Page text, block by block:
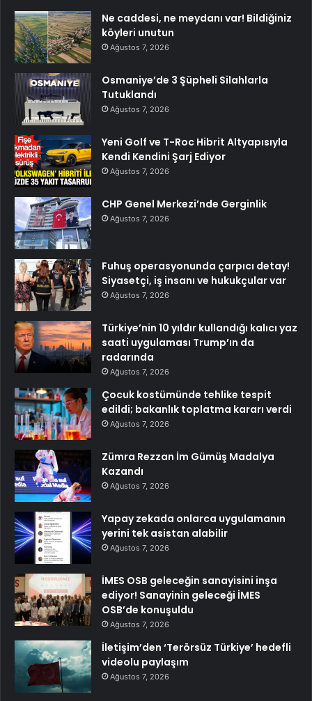
Ne caddesi, ne meydanı var! Bildiğiniz
köyleri unutun
Ağustos 7, 2026
Osmaniye’de 3 Şüpheli Silahlarla
Tutuklandı
Ağustos 7, 2026
Yeni Golf ve T-Roc Hibrit Altyapısıyla
Kendi Kendini Şarj Ediyor
Ağustos 7, 2026
CHP Genel Merkezi’nde Gerginlik
Ağustos 7, 2026
Fuhuş operasyonunda çarpıcı detay!
Siyasetçi, iş insanı ve hukukçular var
Ağustos 7, 2026
Türkiye’nin 10 yıldır kullandığı kalıcı yaz
saati uygulaması Trump’ın da
radarında
Ağustos 7, 2026
Çocuk kostümünde tehlike tespit
edildi; bakanlık toplatma kararı verdi
Ağustos 7, 2026
Zümra Rezzan İm Gümüş Madalya
Kazandı
Ağustos 7, 2026
Yapay zekada onlarca uygulamanın
yerini tek asistan alabilir
Ağustos 7, 2026
İMES OSB geleceğin sanayisini inşa
ediyor! Sanayinin geleceği İMES
OSB’de konuşuldu
Ağustos 7, 2026
İletişim’den ‘Terörsüz Türkiye’ hedefli
videolu paylaşım
Ağustos 7, 2026